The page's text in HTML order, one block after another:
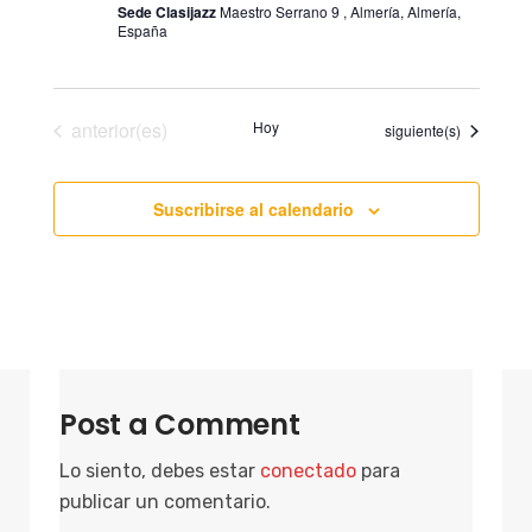
Sede ClasijazzMaestro Serrano 9 , Almería, Almería,
España
Eventos
anterior(es) Hoy Eventos
siguiente(s)
Suscribirse al calendario
Post a Comment
Lo siento, debes estar conectado para
publicar un comentario.